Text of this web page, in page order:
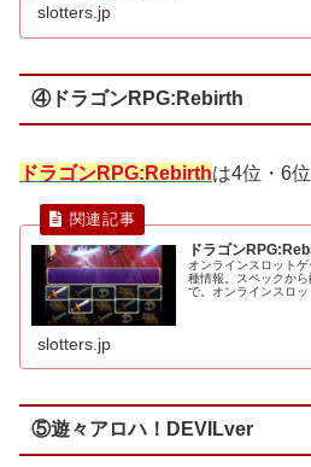
slotters.jp
④ドラゴンRPG:Rebirth
ドラゴンRPG:Rebirthは4位・6
ドラゴン
オンラインスロット
種情報。スペックか
で。オンラインスロッ
slotters.jp
⑤遊々アロハ！DEVILver